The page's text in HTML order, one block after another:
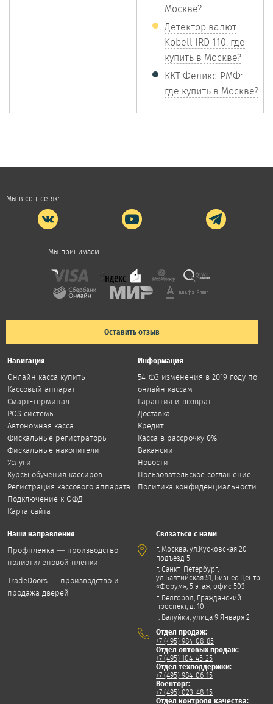
Москве?
Детектор валют
Kobell IRD 110: где
купить в Москве?
ККТ Феликс-РМФ:
где купить в Москве?
Мы в соц. сетях:
Мы принимаем:
Оставить отзыв
Навигация
Онлайн касса купить
Кассовый аппарат
Смарт-терминал
POS системы
Автономная касса
Фискальные регистраторы
Фискальные накопители
Услуги
Курсы обучения кассиров
Регистрация кассового аппарата
Подключение к ОФД
Карта сайта
Информация
54-ФЗ изменения в 2019 году по
онлайн кассам
Гарантия и возврат
Доставка
Кредит
Касса в рассрочку 0%
Вакансии
Новости
Пользовательское соглашение
Политика конфиденциальности
Наши направления
Профплёнка — производство
полиэтиленовой пленки
TradeDoors — производство и
продажа дверей
Связаться с нами
г. Москва,ул.Кусковская 20
подъезд 5
г. Санкт-Петербург,
ул.Балтийская 51, Бизнес Центр
«Форум», 5 этаж, офис 503
г. Белгород, Гражданский
проспект, д. 10
г. Валуйки, улица 9 Января 2
Отдел продаж:
+7 (495) 984-08-85
Отдел оптовых продаж:
+7 (495) 104-45-25
Отдел техподдержки:
+7 (495) 984-06-15
Военторг:
+7 (495) 023-48-15
Отдел контроля качества: